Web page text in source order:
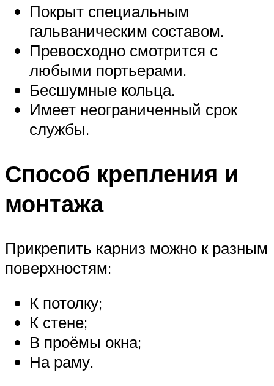
Покрыт специальным
гальваническим составом.
Превосходно смотрится с
любыми портьерами.
Бесшумные кольца.
Имеет неограниченный срок
службы.
Способ крепления и
монтажа
Прикрепить карниз можно к разным
поверхностям:
К потолку;
К стене;
В проёмы окна;
На раму.